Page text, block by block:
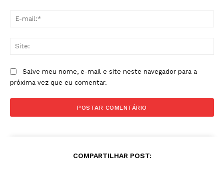
Salve meu nome, e-mail e site neste navegador para a
próxima vez que eu comentar.
COMPARTILHAR POST: